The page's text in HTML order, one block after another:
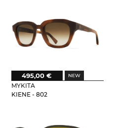
MYKITA
KIENE - 802
495,00 €